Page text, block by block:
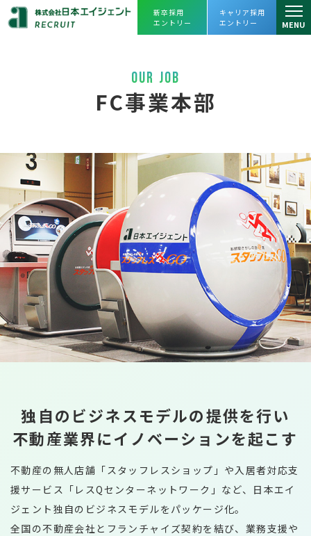
プロパティマネジメント課
売買課
えひめレスQセンター
FC事業本部
経営企画部
国際事業部
会社を知るトップ
企業理念・会社概要
ヒストリー
数字で見る日本エイジェント
オフィスツアー
agent Awards
代表メッセージ
よくあるご質問
採用情報
採用情報トップ
キャリアビジョン・人財育成
福利厚生、 働き方改革への取り組み
募集要項
キャリア採用
JOIN OUR TEAM
日本エイジェントの未来を一緒に創ってく
れる仲間を求めています。
みなさんからのご応募お待ちしておりま
す。
キャリア採用エントリー
新卒採用
エントリー
キャリア採用
エントリー
MENU
OUR JOB
FC事業本部
独自のビジネスモデルの提供を行い
不動産業界にイノベーションを起こす
不動産の無人店舗「スタッフレスショップ」や入居者対応支
援サービス「レスQセンターネットワーク」など、日本エイ
ジェント独自のビジネスモデルをパッケージ化。
全国の不動産会社とフランチャイズ契約を結び、業務支援や